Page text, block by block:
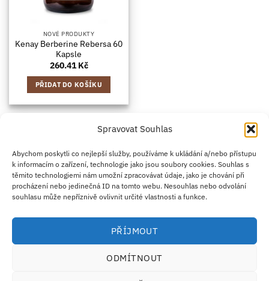
Spravovat Souhlas
Abychom poskytli co nejlepší služby, používáme k ukládání a/nebo přístupu
k informacím o zařízení, technologie jako jsou soubory cookies. Souhlas s
těmito technologiemi nám umožní zpracovávat údaje, jako je chování při
procházení nebo jedinečná ID na tomto webu. Nesouhlas nebo odvolání
souhlasu může nepříznivě ovlivnit určité vlastnosti a funkce.
PŘÍJMOUT
ODMÍTNOUT
NOVÉ PRODUKTY
Kenay Berberine Rebersa 60
Kapsle
260.41Kč
PŘIDAT DO KOŠÍKU
Credit
Card
2
Klarna
Apple
Pay
Google
Pay
PayPal
ZÁSADY DOPRAVY
ZÁSADY VRÁCENÍ ZBOŽÍ
OBCHODNÍ PODMÍNKY
KONTAKT O NÁS B2B
IMPRINT
OMEZENÍ ODPOVĚDNOSTI
ZÁSADY COOKIES
Antim I Street, No. 14, fl. 2, law office, 1303 Sofia, Bulharsko
· Email:support@ecosupplements.eu